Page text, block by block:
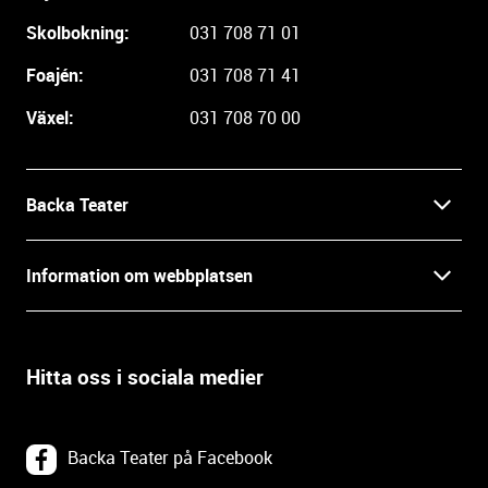
Skolbokning:
031 708 71 01
Foajén:
031 708 71 41
Växel:
031 708 70 00
Backa Teater
Press
Prao, praktik och lediga tjänster
Information om webbplatsen
Tillgänglighetsdatabasen
Om webbplatsen
Hitta oss i sociala medier
Backa Teater på Facebook